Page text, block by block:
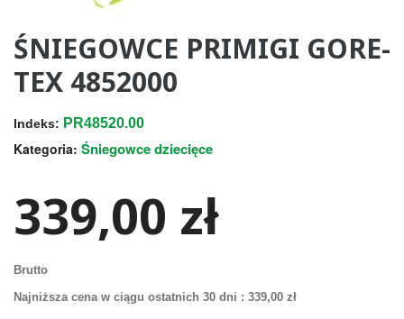
ŚNIEGOWCE PRIMIGI GORE-
TEX 4852000
Indeks: PR48520.00
Kategoria: Śniegowce dziecięce
339,00 zł
Brutto
Najniższa cena w ciągu ostatnich 30 dni : 339,00 zł